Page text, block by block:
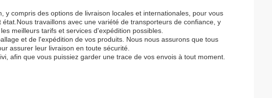
y compris des options de livraison locales et internationales, pour vous
travaillons avec une variété de transporteurs de confiance, y
meilleurs tarifs et services d'expédition possibles.
et de l'expédition de vos produits. Nous nous assurons que tous
assurer leur livraison en toute sécurité.
afin que vous puissiez garder une trace de vos envois à tout moment.